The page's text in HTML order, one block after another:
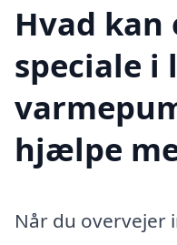
Hvad
speciale
hjælpe
Når du overvejer